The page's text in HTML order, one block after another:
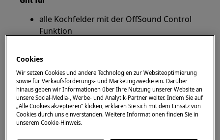
alle Kochfelder mit der OffSound Control
Funktion
Lösung
Bei Kochfeldern mit OffSound Control
Funktion kann der Bestätigungston, z.B.
Veränderung der Kochstufe
ausgeschaltet werden.
Cookies
Wir setzen Cookies und andere Technologien zur Websiteoptimierung
sowie für Verkaufsförderungs- und Marketingzwecke ein. Darüber
hinaus geben wir Informationen über Ihre Nutzung unserer Website an
unsere Social-Media-, Werbe- und Analytik-Partner weiter. Indem Sie auf
„Alle Cookies akzeptieren“ klicken, erklären Sie sich mit dem Einsatz von
Cookies durch uns einverstanden. Weitere Informationen finden Sie in
unserem Cookie-Hinweis.